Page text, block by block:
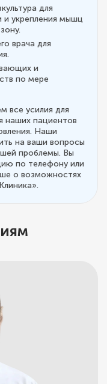
для
и укрепления мышц
врача для
и
по мере
все усилия для
наших пациентов
Наши
на ваши вопросы
проблемы. Вы
по телефону или
о возможностях